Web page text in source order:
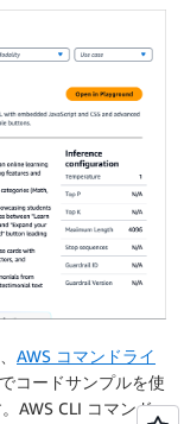
AWS コマンドライ
コードサンプルを使
AWS CLI コマンド